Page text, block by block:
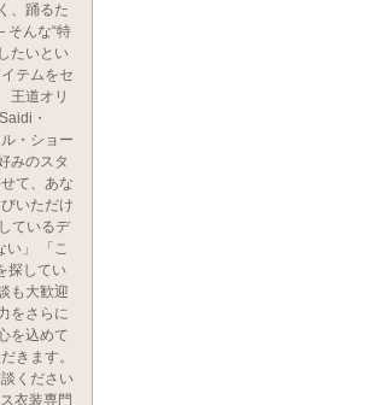
、踊るた
んな“特
たいとい
テムをセ
王道オリ
・
・ショー
みのスタ
て、あな
いただけ
ているデ
い」 「こ
探してい
も大歓迎
をさらに
を込めて
きます。
ください
衣装専門